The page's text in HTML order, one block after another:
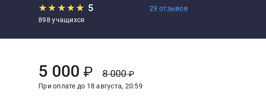
★★★★★
★ 5
29 отзывов
898 учащихся
Old Price:
8 000 ₽
Discount Price:
5 000 ₽
При оплате до 18 августа, 20:59